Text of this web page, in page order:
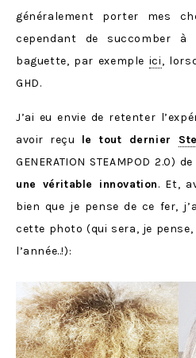
généralement porter mes
cependant de succomber
baguette, par exemple ici,
GHD.
J’ai eu envie de retenter
avoir reçu le tout dernier
GENERATION STEAMPOD 2.0)
une véritable innovation. Et,
bien que je pense de ce fer,
cette photo (qui sera, je
l’année..!):